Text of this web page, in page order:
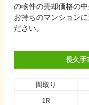
の物件の売却価格の
お持ちのマンション
ださい。
長久手
間取り
1R